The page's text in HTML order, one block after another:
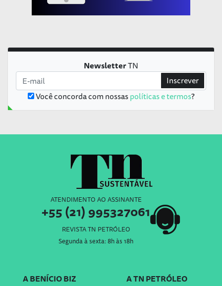
NewsletterTN
Você concorda com nossaspolíticas e termos?
Inscrever
ATENDIMENTO AO ASSINANTE
+55 (21) 995327061
REVISTA TN PETRÓLEO
Segunda à sexta: 8h às 18h
A BENÍCIO BIZ
A TN PETRÓLEO